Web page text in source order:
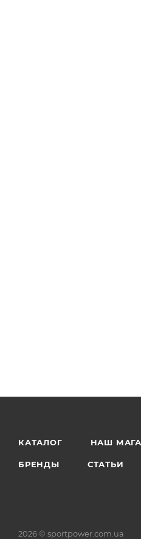
КАТАЛОГ НАШ
БРЕНДЫ СТАТЬИ
2026 © sportpower.com.ua